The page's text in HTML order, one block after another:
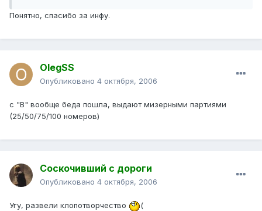
Понятно, спасибо за инфу.
OlegSS
Опубликовано 4 октября, 2006
с "В" вообще беда пошла, выдают мизерными партиями
(25/50/75/100 номеров)
Соскочивший с дороги
Опубликовано 4 октября, 2006
Угу, развели клопотворчество (